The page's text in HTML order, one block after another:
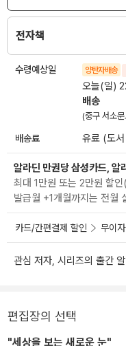
전자책
수령예상일 양탄자배송
오늘(일)
배송
(중구 서소
배송료 유료 (도
알라딘 만권당 삼성카드, 알
최대 1만원 또는 2만원 할
발급월 +1개월까지는 전월
카드/간편결제 할인 무이
관심 저자, 시리즈의 출간
편집장의 선택
"세상을 보는 새로운 눈"